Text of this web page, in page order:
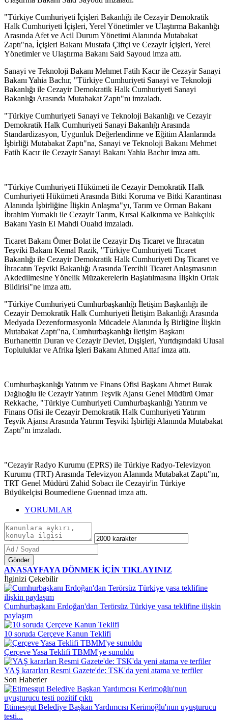
"Türkiye Cumhuriyeti İçişleri Bakanlığı ile Cezayir Demokratik
Halk Cumhuriyeti İçişleri, Yerel Yönetimler ve Ulaştırma Bakanlığı
Arasında Afet ve Acil Durum Yönetimi Alanında Mutabakat
Zaptı"na, İçişleri Bakanı Mustafa Çiftçi ve Cezayir İçişleri, Yerel
Yönetimler ve Ulaştırma Bakanı Said Sayoud imza attı.
Sanayi ve Teknoloji Bakanı Mehmet Fatih Kacır ile Cezayir Sanayi
Bakanı Yahia Bachır, "Türkiye Cumhuriyeti Sanayi ve Teknoloji
Bakanlığı ile Cezayir Demokratik Halk Cumhuriyeti Sanayi
Bakanlığı Arasında Mutabakat Zaptı"nı imzaladı.
"Türkiye Cumhuriyeti Sanayi ve Teknoloji Bakanlığı ve Cezayir
Demokratik Halk Cumhuriyeti Sanayi Bakanlığı Arasında
Standardizasyon, Uygunluk Değerlendirme ve Eğitim Alanlarında
İşbirliği Mutabakat Zaptı"na, Sanayi ve Teknoloji Bakanı Mehmet
Fatih Kacır ile Cezayir Sanayi Bakanı Yahia Bachır imza attı.
"Türkiye Cumhuriyeti Hükümeti ile Cezayir Demokratik Halk
Cumhuriyeti Hükümeti Arasında Bitki Koruma ve Bitki Karantinası
Alanında İşbirliğine İlişkin Anlaşma"yı, Tarım ve Orman Bakanı
İbrahim Yumaklı ile Cezayir Tarım, Kırsal Kalkınma ve Balıkçılık
Bakanı Yasin El Mahdi Oualıd imzaladı.
Ticaret Bakanı Ömer Bolat ile Cezayir Dış Ticaret ve İhracatın
Teşviki Bakanı Kemal Razik, "Türkiye Cumhuriyeti Ticaret
Bakanlığı ile Cezayir Demokratik Halk Cumhuriyeti Dış Ticaret ve
İhracatın Teşviki Bakanlığı Arasında Tercihli Ticaret Anlaşmasının
Akdedilmesine Yönelik Müzakerelerin Başlatılmasına İlişkin Ortak
Bildirisi"ne imza attı.
"Türkiye Cumhuriyeti Cumhurbaşkanlığı İletişim Başkanlığı ile
Cezayir Demokratik Halk Cumhuriyeti İletişim Bakanlığı Arasında
Medyada Dezenformasyonla Mücadele Alanında İş Birliğine İlişkin
Mutabakat Zaptı"na, Cumhurbaşkanlığı İletişim Başkanı
Burhanettin Duran ve Cezayir Devlet, Dışişleri, Yurtdışındaki Ulusal
Topluluklar ve Afrika İşleri Bakanı Ahmed Attaf imza attı.
Cumhurbaşkanlığı Yatırım ve Finans Ofisi Başkanı Ahmet Burak
Dağlıoğlu ile Cezayir Yatırım Teşvik Ajansı Genel Müdürü Omar
Rekkache, "Türkiye Cumhuriyeti Cumhurbaşkanlığı Yatırım ve
Finans Ofisi ile Cezayir Demokratik Halk Cumhuriyeti Yatırım
Teşvik Ajansı Arasında Yatırım Teşviki İşbirliği Alanında Mutabakat
Zaptı"nı imzaladı.
"Cezayir Radyo Kurumu (EPRS) ile Türkiye Radyo-Televizyon
Kurumu (TRT) Arasında Televizyon Alanında Mutabakat Zaptı"nı,
TRT Genel Müdürü Zahid Sobacı ile Cezayir'in Türkiye
Büyükelçisi Boumediene Guennad imza attı. ​​​​​​​
YORUMLAR
Gönder
ANASAYFAYA DÖNMEK İÇİN TIKLAYINIZ
İlginizi Çekebilir
Cumhurbaşkanı Erdoğan'dan Terörsüz Türkiye yasa teklifine ilişkin
paylaşım
10 soruda Çerçeve Kanun Teklifi
Çerçeve Yasa Teklifi TBMM'ye sunuldu
YAŞ kararları Resmi Gazete'de: TSK'da yeni atama ve terfiler
Son Haberler
Etimesgut Belediye Başkan Yardımcısı Kerimoğlu'nun uyuşturucu
testi...